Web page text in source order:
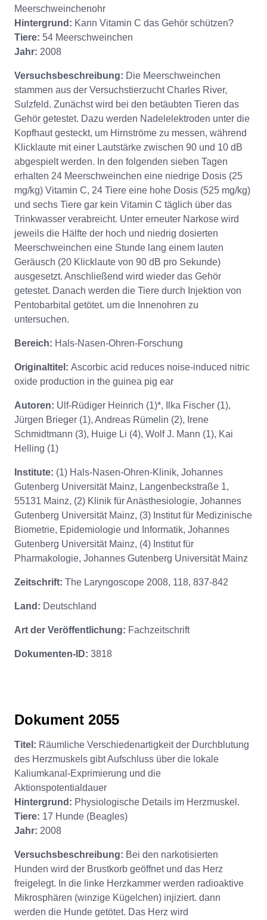
Meerschweinchenohr
Hintergrund: Kann Vitamin C das Gehör schützen?
Tiere: 54 Meerschweinchen
Jahr: 2008
Versuchsbeschreibung: Die Meerschweinchen
stammen aus der Versuchstierzucht Charles River,
Sulzfeld. Zunächst wird bei den betäubten Tieren das
Gehör getestet. Dazu werden Nadelelektroden unter die
Kopfhaut gesteckt, um Hirnströme zu messen, während
Klicklaute mit einer Lautstärke zwischen 90 und 10 dB
abgespielt werden. In den folgenden sieben Tagen
erhalten 24 Meerschweinchen eine niedrige Dosis (25
mg/kg) Vitamin C, 24 Tiere eine hohe Dosis (525 mg/kg)
und sechs Tiere gar kein Vitamin C täglich über das
Trinkwasser verabreicht. Unter erneuter Narkose wird
jeweils die Hälfte der hoch und niedrig dosierten
Meerschweinchen eine Stunde lang einem lauten
Geräusch (20 Klicklaute von 90 dB pro Sekunde)
ausgesetzt. Anschließend wird wieder das Gehör
getestet. Danach werden die Tiere durch Injektion von
Pentobarbital getötet. um die Innenohren zu
untersuchen.
Bereich: Hals-Nasen-Ohren-Forschung
Originaltitel: Ascorbic acid reduces noise-induced nitric
oxide production in the guinea pig ear
Autoren: Ulf-Rüdiger Heinrich (1)*, Ilka Fischer (1),
Jürgen Brieger (1), Andreas Rümelin (2), Irene
Schmidtmann (3), Huige Li (4), Wolf J. Mann (1), Kai
Helling (1)
Institute: (1) Hals-Nasen-Ohren-Klinik, Johannes
Gutenberg Universität Mainz, Langenbeckstraße 1,
55131 Mainz, (2) Klinik für Anästhesiologie, Johannes
Gutenberg Universität Mainz, (3) Institut für Medizinische
Biometrie, Epidemiologie und Informatik, Johannes
Gutenberg Universität Mainz, (4) Institut für
Pharmakologie, Johannes Gutenberg Universität Mainz
Zeitschrift: The Laryngoscope 2008, 118, 837-842
Land: Deutschland
Art der Veröffentlichung: Fachzeitschrift
Dokumenten-ID: 3818
Dokument 2055
Titel: Räumliche Verschiedenartigkeit der Durchblutung
des Herzmuskels gibt Aufschluss über die lokale
Kaliumkanal-Exprimierung und die
Aktionspotentialdauer
Hintergrund: Physiologische Details im Herzmuskel.
Tiere: 17 Hunde (Beagles)
Jahr: 2008
Versuchsbeschreibung: Bei den narkotisierten
Hunden wird der Brustkorb geöffnet und das Herz
freigelegt. In die linke Herzkammer werden radioaktive
Mikrosphären (winzige Kügelchen) injiziert. dann
werden die Hunde getötet. Das Herz wird